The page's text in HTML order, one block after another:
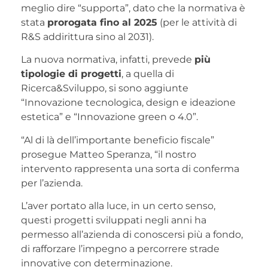
meglio dire “supporta”, dato che la normativa è
stata prorogata fino al 2025 (per le attività di
R&S addirittura sino al 2031).
La nuova normativa, infatti, prevede più
tipologie di progetti, a quella di
Ricerca&Sviluppo, si sono aggiunte
“Innovazione tecnologica, design e ideazione
estetica” e “Innovazione green o 4.0”.
“Al di là dell’importante beneficio fiscale”
prosegue Matteo Speranza, “il nostro
intervento rappresenta una sorta di conferma
per l’azienda.
L’aver portato alla luce, in un certo senso,
questi progetti sviluppati negli anni ha
permesso all’azienda di conoscersi più a fondo,
di rafforzare l’impegno a percorrere strade
innovative con determinazione.